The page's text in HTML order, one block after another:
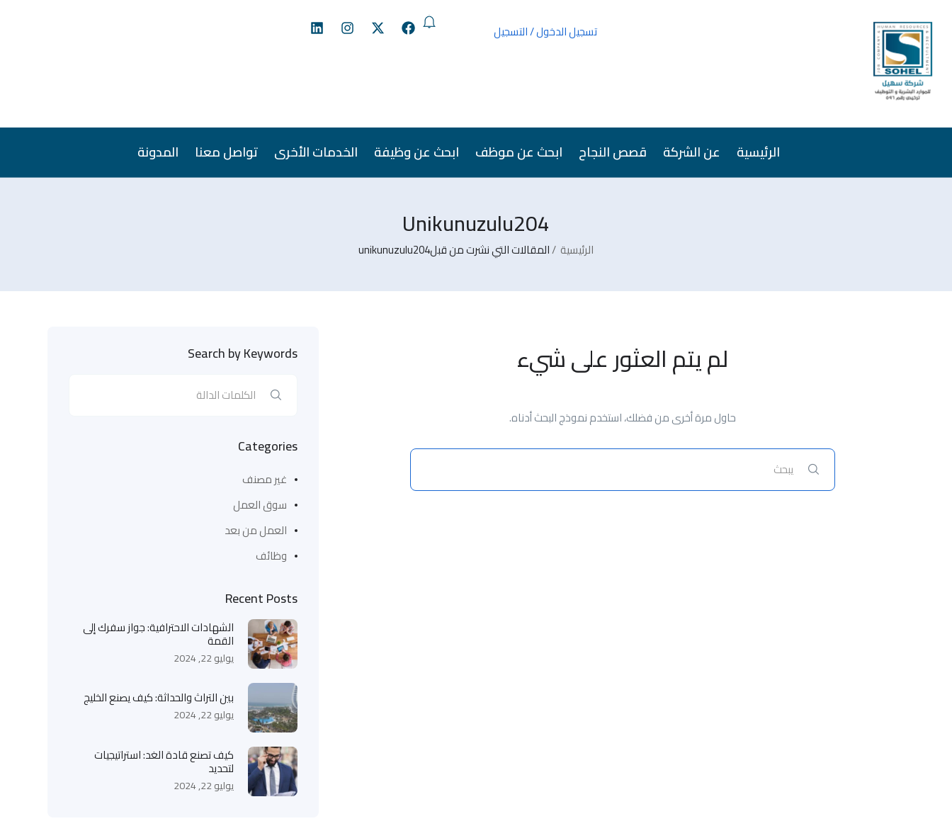
تسجيل الدخول/التسجيل
الرئيسية عن الشركة قصص النجاح ابحث عن موظف ابحث عن وظيفة الخدمات الأخرى تواصل معنا المدونة
Unikunuzulu204
الرئيسية المقالات التي نشرت من قبلunikunuzulu204
لم يتم العثور على شيء
حاول مرة أخرى من فضلك، استخدم نموذج البحث أدناه.
Search by Keywords
Categories
غير مصنف
سوق العمل
العمل من بعد
وظائف
Recent Posts
الشهادات الاحترافية: جواز سفرك إلى
القمة
يوليو 22, 2024
بين التراث والحداثة: كيف يصنع الخليج
يوليو 22, 2024
كيف تصنع قادة الغد: استراتيجيات
لتحديد
يوليو 22, 2024